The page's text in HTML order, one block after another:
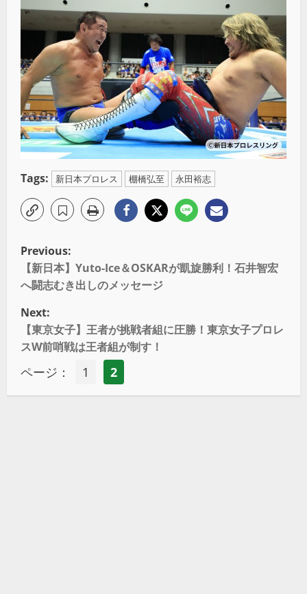
Tags: 新日本プロレス 棚橋弘至 永田裕志
Previous:
【新日本】Yuto-Ice＆OSKARが凱旋勝利！石井智宏
へ闘志むき出しのメッセージ
Next:
【東京女子】王者が挑戦者組に圧勝！東京女子プロレ
スW前哨戦は王者組が制す！
ページ： 1 2